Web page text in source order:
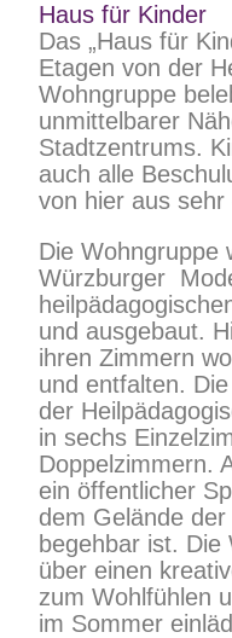
Haus für Kinder
Das „Haus für
Etagen von der
Wohngruppe
unmittelbarer
Stadtzentrums.
auch alle
von hier aus sehr
Die Wohngruppe
Würzburger
und ausgebaut.
ihren Zimmern
und entfalten.
der
in sechs
Doppelzimmern.
ein öffentlicher
dem Gelände
begehbar ist.
über einen
zum Wohlfühlen
im Sommer